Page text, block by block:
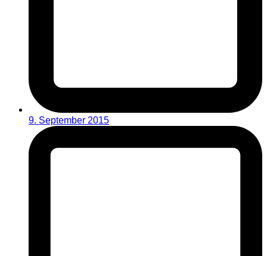
9. September 2015